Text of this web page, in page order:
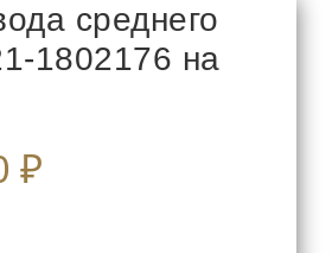
среднего
1802176 на
₽